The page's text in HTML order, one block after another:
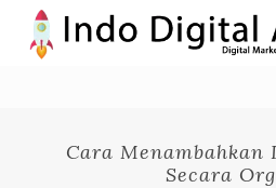
Cara Menambahkan
Secara